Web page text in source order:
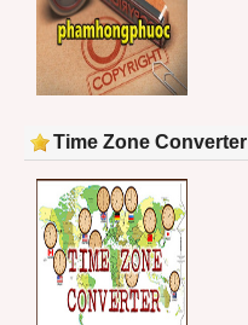
Time Zone Converter